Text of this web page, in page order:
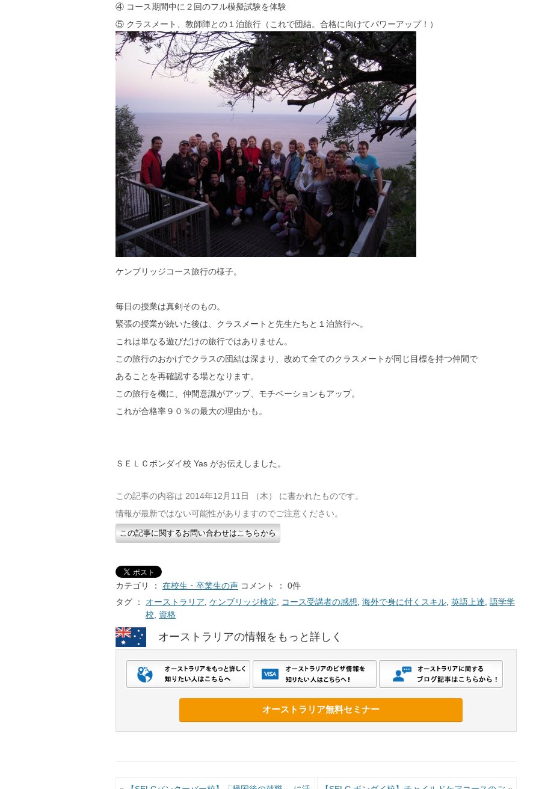
④ コース期間中に２回のフル模擬試験を体験
⑤ クラスメート、教師陣との１泊旅行（これで団結。合格に向けてパワーアップ！）
ケンブリッジコース旅行の様子。
毎日の授業は真剣そのもの。
緊張の授業が続いた後は、クラスメートと先生たちと１泊旅行へ。
これは単なる遊びだけの旅行ではありません。
この旅行のおかげでクラスの団結は深まり、改めて全てのクラスメートが同じ目標を持つ仲間で
あることを再確認する場となります。
この旅行を機に、仲間意識がアップ、モチベーションもアップ。
これが合格率９０％の最大の理由かも。
ＳＥＬＣボンダイ校 Yas がお伝えしました。
この記事の内容は 2014年12月11日 （木） に書かれたものです。
情報が最新ではない可能性がありますのでご注意ください。
この記事に関するお問い合わせはこちらから
カテゴリ ： 在校生・卒業生の声 コメント ： 0件
タグ ：
オーストラリア ケンブリッジ検定 コース受講者の感想 海外で身に付くスキル 英語上達 語学学
校
資格
オーストラリアの情報をもっと詳しく
オーストラリア無料セミナー
投稿ナビゲーション